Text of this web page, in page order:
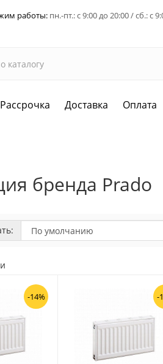
работы: пн.-пт.: с 9:00 до 20:00 / сб.: с
Рассрочка Доставка Оплата
бренда Prado
-14% -